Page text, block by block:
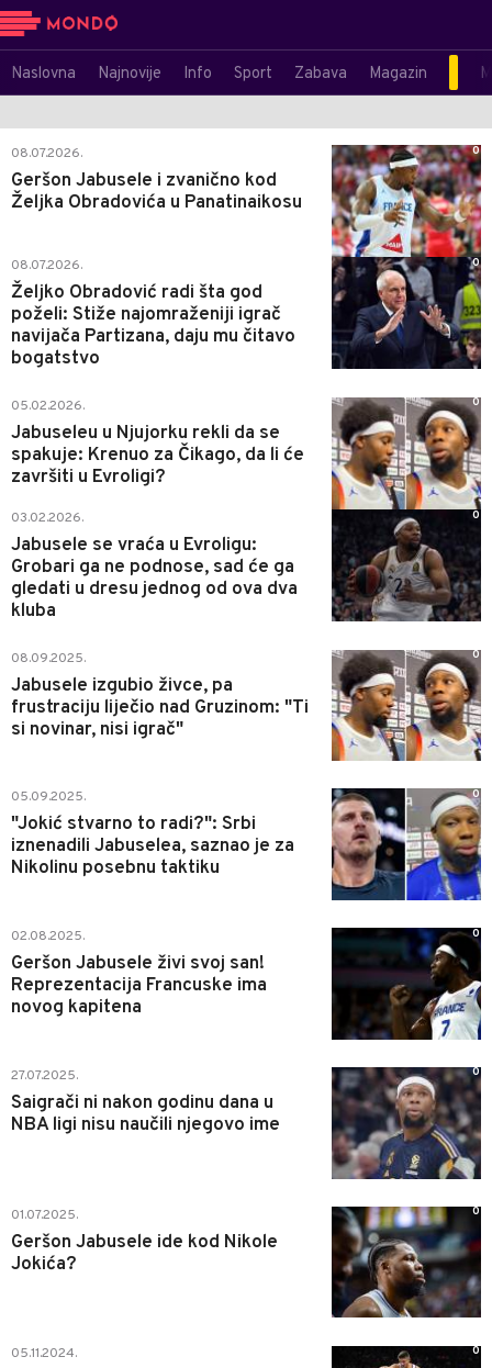
Naslovna Najnovije Info Sport Zabava Magazin
08.07.2026.
Geršon Jabusele i zvanično kod
Željka Obradovića u Panatinaikosu
0
08.07.2026.
Željko Obradović radi šta god
poželi: Stiže najomraženiji igrač
navijača Partizana, daju mu čitavo
bogatstvo
0
05.02.2026.
Jabuseleu u Njujorku rekli da se
spakuje: Krenuo za Čikago, da li će
završiti u Evroligi?
0
03.02.2026.
Jabusele se vraća u Evroligu:
Grobari ga ne podnose, sad će ga
gledati u dresu jednog od ova dva
kluba
0
08.09.2025.
Jabusele izgubio živce, pa
frustraciju liječio nad Gruzinom: "Ti
si novinar, nisi igrač"
0
05.09.2025.
"Jokić stvarno to radi?": Srbi
iznenadili Jabuselea, saznao je za
Nikolinu posebnu taktiku
0
02.08.2025.
Geršon Jabusele živi svoj san!
Reprezentacija Francuske ima
novog kapitena
0
27.07.2025.
Saigrači ni nakon godinu dana u
NBA ligi nisu naučili njegovo ime
0
01.07.2025.
Geršon Jabusele ide kod Nikole
Jokića?
0
05.11.2024. 0